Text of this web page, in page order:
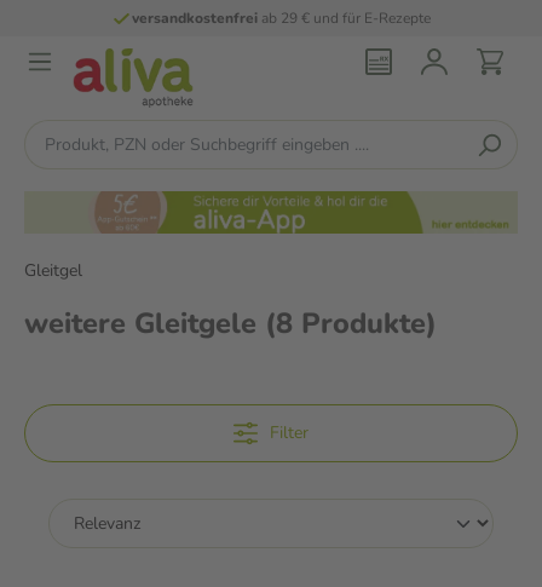
versandkostenfreiab 29 € und für E-Rezepte
Gleitgel
weitere Gleitgele (8 Produkte)
Filter